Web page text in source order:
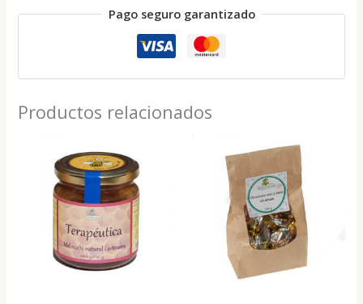
Pago seguro garantizado
Productos relacionados